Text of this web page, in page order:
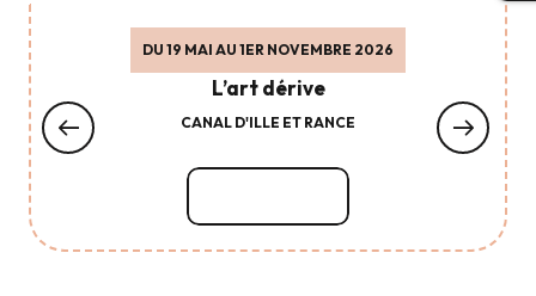
DU 19 MAI AU 1ER NOVEMBRE 2026
L’art dérive
CANAL D'ILLE ET RANCE